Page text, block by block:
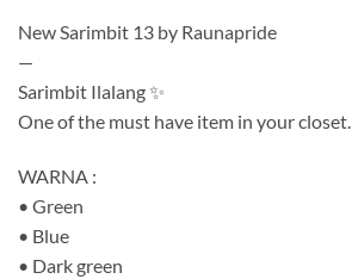
New Sarimbit 13 by Raunapride
—
Sarimbit Ilalang ✨
One of the must have item in your closet.
WARNA :
• Green
• Blue
• Dark green